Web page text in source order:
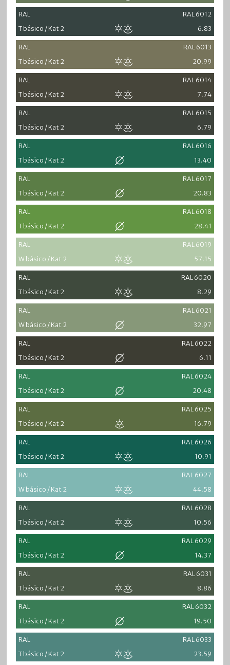
RAL
RAL 6012
T básico / Kat 2
6.83
RAL
RAL 6013
T básico / Kat 2
20.99
RAL
RAL 6014
T básico / Kat 2
7.74
RAL
RAL 6015
T básico / Kat 2
6.79
RAL
RAL 6016
T básico / Kat 2
13.40
RAL
RAL 6017
T básico / Kat 2
20.83
RAL
RAL 6018
T básico / Kat 2
28.41
RAL
RAL 6019
W básico / Kat 2
57.15
RAL
RAL 6020
T básico / Kat 2
8.29
RAL
RAL 6021
W básico / Kat 2
32.97
RAL
RAL 6022
T básico / Kat 2
6.11
RAL
RAL 6024
T básico / Kat 2
20.48
RAL
RAL 6025
T básico / Kat 2
16.79
RAL
RAL 6026
T básico / Kat 2
10.91
RAL
RAL 6027
W básico / Kat 2
44.58
RAL
RAL 6028
T básico / Kat 2
10.56
RAL
RAL 6029
T básico / Kat 2
14.37
RAL
RAL 6031
T básico / Kat 2
8.86
RAL
RAL 6032
T básico / Kat 2
19.50
RAL
RAL 6033
T básico / Kat 2
23.59